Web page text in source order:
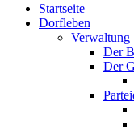
oben
scrollen
Startseite
Dorfleben
Verwaltung
Der
Der